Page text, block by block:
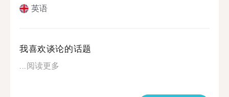
英语
我喜欢谈论的话题
...阅读更多